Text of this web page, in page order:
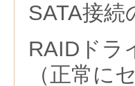
SATA接続
RAIDドラ
（正常に